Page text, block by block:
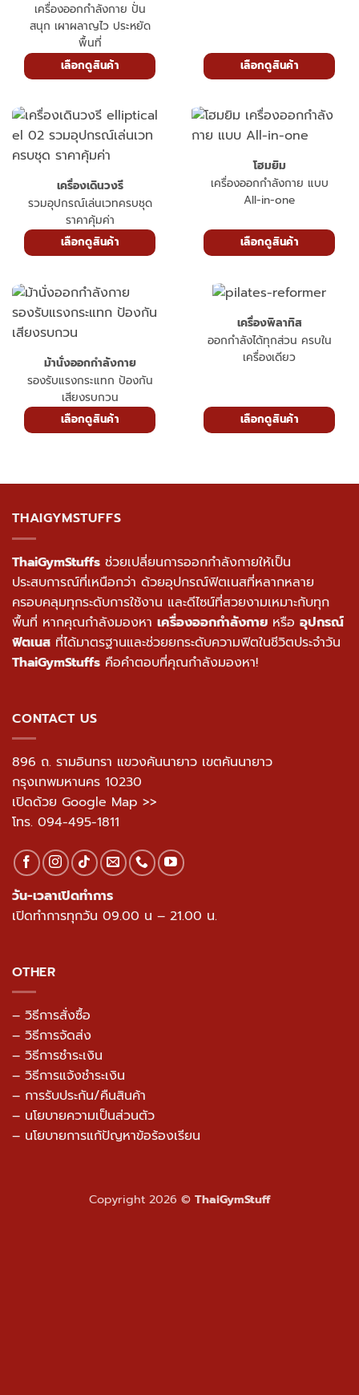
จักรยานออกกำลังกาย
เครื่องออกกำลังกาย ปั่น
สนุก เผาผลาญไว ประหยัด
พื้นที่
เลือกดูสินค้า เลือกดูสินค้า
เครื่องเดินวงรี
รวมอุปกรณ์เล่นเวทครบชุด
ราคาคุ้มค่า
เลือกดูสินค้า
โฮมยิม
เครื่องออกกำลังกาย แบบ
เลือกดูสินค้า
ม้านั่งออกกำลังกาย
รองรับแรงกระแทก ป้องกัน
เสียงรบกวน
เลือกดูสินค้า
เครื่องพิลาทิส
ออกกำลังได้ทุกส่วน ครบใน
เลือกดูสินค้า
THAIGYMSTUFFS
ThaiGymStuffsช่วยเปลี่ยนการออกกำลังกายให้เป็น
ประสบการณ์ที่เหนือกว่า ด้วยอุปกรณ์ฟิตเนสที่หลากหลาย
ครอบคลุมทุกระดับการใช้งาน และดีไซน์ที่สวยงามเหมาะกับทุก
พื้นที่ หากคุณกำลังมองหาเครื่องออกกำลังกายหรืออุปกรณ์
ฟิตเนสที่ได้มาตรฐานและช่วยยกระดับความฟิตในชีวิตประจำวัน
CONTACT US
896 ถ. รามอินทรา แขวงคันนายาว เขตคันนายาว
กรุงเทพมหานคร 10230
เปิดด้วย Google Map >>
วัน-เวลาเปิดทำการ
OTHER
– วิธีการสั่งซื้อ
– วิธีการจัดส่ง
– วิธีการชำระเงิน
– วิธีการแจ้งชำระเงิน
– การรับประกัน/คืนสินค้า
– นโยบายความเป็นส่วนตัว